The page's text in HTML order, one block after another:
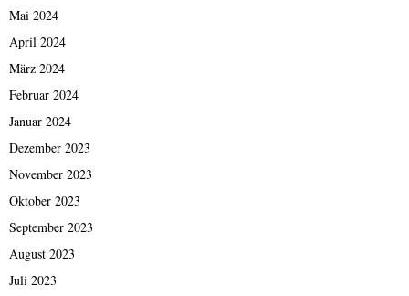
Mai 2024
April 2024
März 2024
Februar 2024
Januar 2024
Dezember 2023
November 2023
Oktober 2023
September 2023
August 2023
Juli 2023